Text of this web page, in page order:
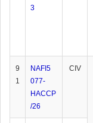
3
9
1
NAFI5
077-
HACCP
/26
CIV